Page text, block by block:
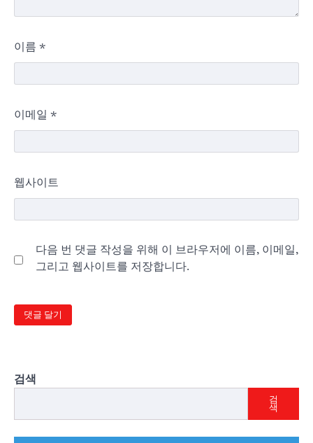
이름 *
이메일 *
웹사이트
다음 번 댓글 작성을 위해 이 브라우저에 이름, 이메일,
그리고 웹사이트를 저장합니다.
검색
검
색